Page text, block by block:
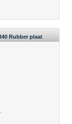
Rubber plaat